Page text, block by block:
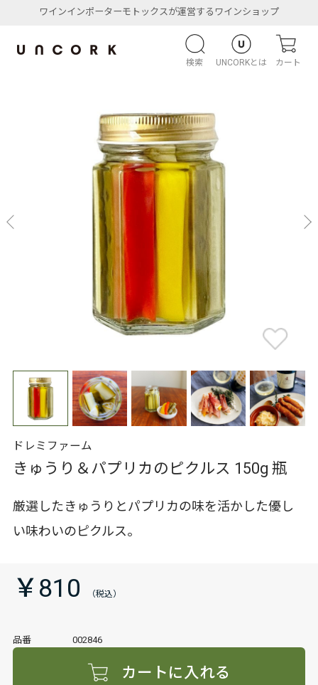
ワインインポーターモトックスが運営するワインショップ
検索 UNCORKとは カート
ドレミファーム
きゅうり＆パプリカのピクルス 150g 瓶
厳選したきゅうりとパプリカの味を活かした優し
い味わいのピクルス。
￥810
品番 002846
カートに入れる